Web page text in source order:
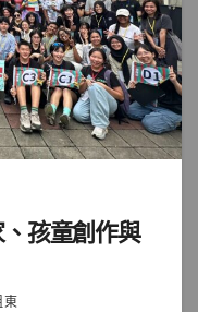
孩童創作與
東